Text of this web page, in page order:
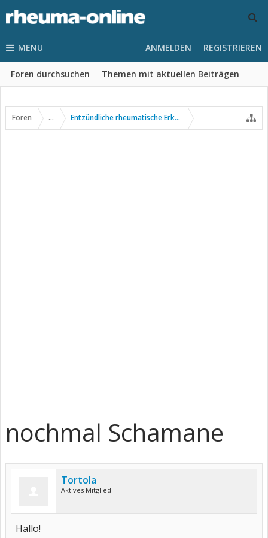
MENU
Foren durchsuchen Themen mit aktuellen Beiträgen
ANMELDEN REGISTRIEREN
Foren ... Entzündliche rheumatische Erkrankungen
nochmal Schamane
Tortola
Aktives Mitglied
Hallo!